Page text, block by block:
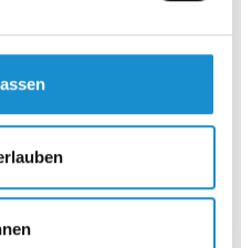
genommen. Eine
zeigt, dass man auch in
Bedürfnisse einer
Beispiel, aber eines,